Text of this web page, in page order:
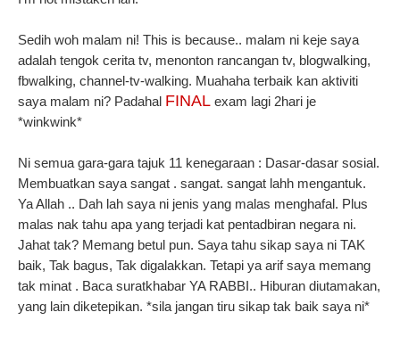
Sedih woh malam ni! This is because.. malam ni keje saya
adalah tengok cerita tv, menonton rancangan tv, blogwalking,
fbwalking, channel-tv-walking. Muahaha terbaik kan aktiviti
saya malam ni? Padahal FINAL exam lagi 2hari je
*winkwink*
Ni semua gara-gara tajuk 11 kenegaraan : Dasar-dasar sosial.
Membuatkan saya sangat . sangat. sangat lahh mengantuk.
Ya Allah .. Dah lah saya ni jenis yang malas menghafal. Plus
malas nak tahu apa yang terjadi kat pentadbiran negara ni.
Jahat tak? Memang betul pun. Saya tahu sikap saya ni TAK
baik, Tak bagus, Tak digalakkan. Tetapi ya arif saya memang
tak minat . Baca suratkhabar YA RABBI.. Hiburan diutamakan,
yang lain diketepikan. *sila jangan tiru sikap tak baik saya ni*